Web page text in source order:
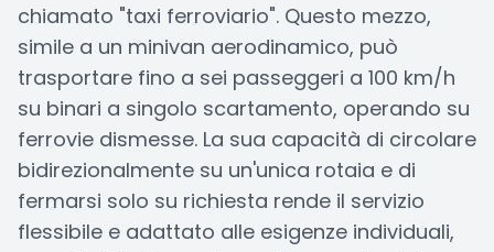
chiamato "taxi ferroviario". Questo mezzo,
simile a un minivan aerodinamico, può
trasportare fino a sei passeggeri a 100 km/h
su binari a singolo scartamento, operando su
ferrovie dismesse. La sua capacità di circolare
bidirezionalmente su un'unica rotaia e di
fermarsi solo su richiesta rende il servizio
flessibile e adattato alle esigenze individuali,